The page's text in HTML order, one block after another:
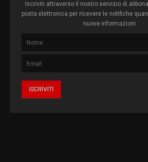
Iscriviti attraverso il nostro servizio di
posta elettronica per ricevere le notifiche
nuove informazioni.